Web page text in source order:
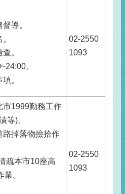
導。
。
。
。
02-2550
1093
市1999勤務工作
等)。
路掉落物撿拾作
疏本市10座高
。
02-2550
1093